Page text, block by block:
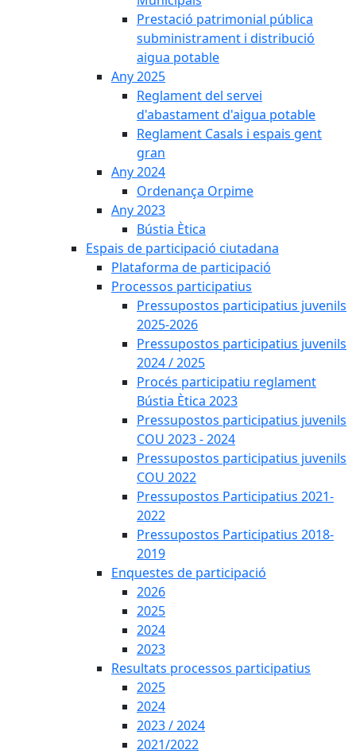
Prestació patrimonial pública
subministrament i distribució
aigua potable
Any 2025
Reglament del servei
d'abastament d'aigua potable
Reglament Casals i espais gent
gran
Any 2024
Ordenança Orpime
Any 2023
Bústia Ètica
Espais de participació ciutadana
Plataforma de participació
Processos participatius
Pressupostos participatius juvenils
2025-2026
Pressupostos participatius juvenils
2024 / 2025
Procés participatiu reglament
Bústia Ètica 2023
Pressupostos participatius juvenils
COU 2023 - 2024
Pressupostos participatius juvenils
COU 2022
Pressupostos Participatius 2021-
2022
Pressupostos Participatius 2018-
2019
Enquestes de participació
2026
2025
2024
2023
Resultats processos participatius
2025
2024
2023 / 2024
2021/2022